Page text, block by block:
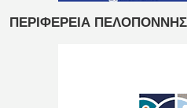
ΠΕΡΙΦΕΡΕΙΑ